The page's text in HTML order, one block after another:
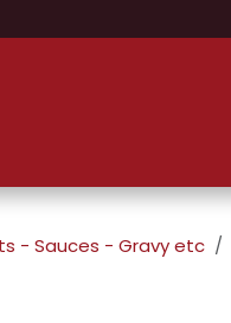
- Sauces - Gravy etc